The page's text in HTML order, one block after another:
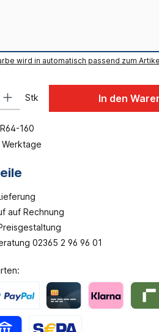
wird in automatisch passend zum
Stk In den
R64-160
Werktage
auf Rechnung
02365 2 96 96 01